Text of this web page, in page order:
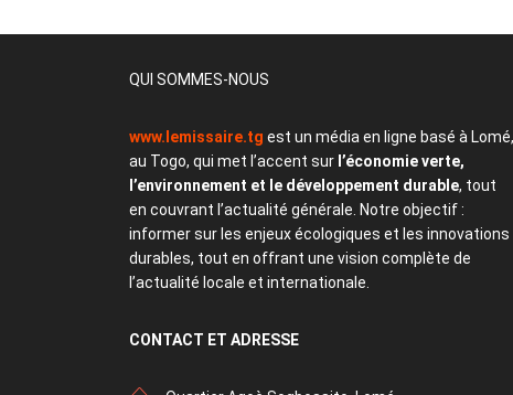
QUI SOMMES-NOUS
www.lemissaire.tg est un média en ligne basé à Lomé,
au Togo, qui met l’accent sur l’économie verte,
l’environnement et le développement durable, tout
en couvrant l’actualité générale. Notre objectif :
informer sur les enjeux écologiques et les innovations
durables, tout en offrant une vision complète de
l’actualité locale et internationale.
CONTACT ET ADRESSE